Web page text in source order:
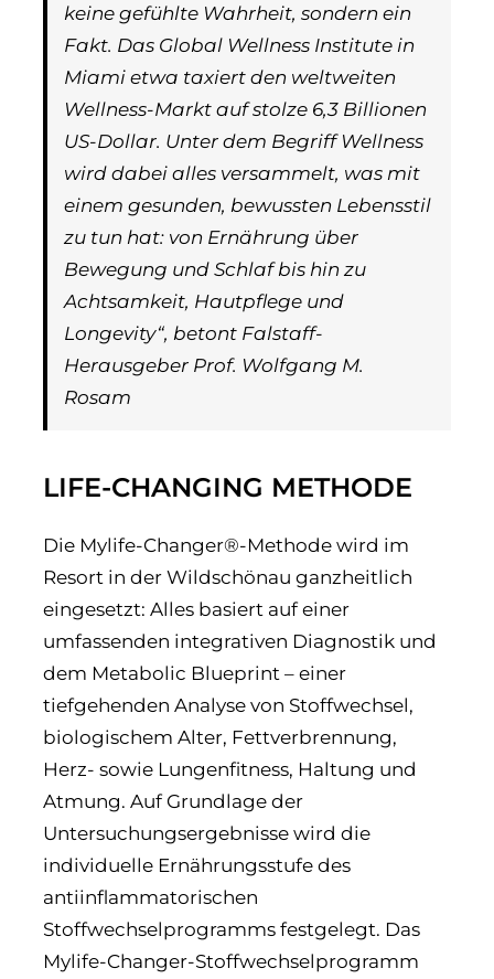
keine gefühlte Wahrheit, sondern ein
Fakt. Das Global Wellness Institute in
Miami etwa taxiert den weltweiten
Wellness-Markt auf stolze 6,3 Billionen
US-Dollar. Unter dem Begriff Wellness
wird dabei alles versammelt, was mit
einem gesunden, bewussten Lebensstil
zu tun hat: von Ernährung über
Bewegung und Schlaf bis hin zu
Achtsamkeit, Hautpflege und
Longevity“, betont Falstaff-
Herausgeber Prof. Wolfgang M.
Rosam
LIFE-CHANGING METHODE
Die Mylife-Changer®-Methode wird im
Resort in der Wildschönau ganzheitlich
eingesetzt: Alles basiert auf einer
umfassenden integrativen Diagnostik und
dem Metabolic Blueprint – einer
tiefgehenden Analyse von Stoffwechsel,
biologischem Alter, Fettverbrennung,
Herz- sowie Lungenfitness, Haltung und
Atmung. Auf Grundlage der
Untersuchungsergebnisse wird die
individuelle Ernährungsstufe des
antiinflammatorischen
Stoffwechselprogramms festgelegt. Das
Mylife-Changer-Stoffwechselprogramm